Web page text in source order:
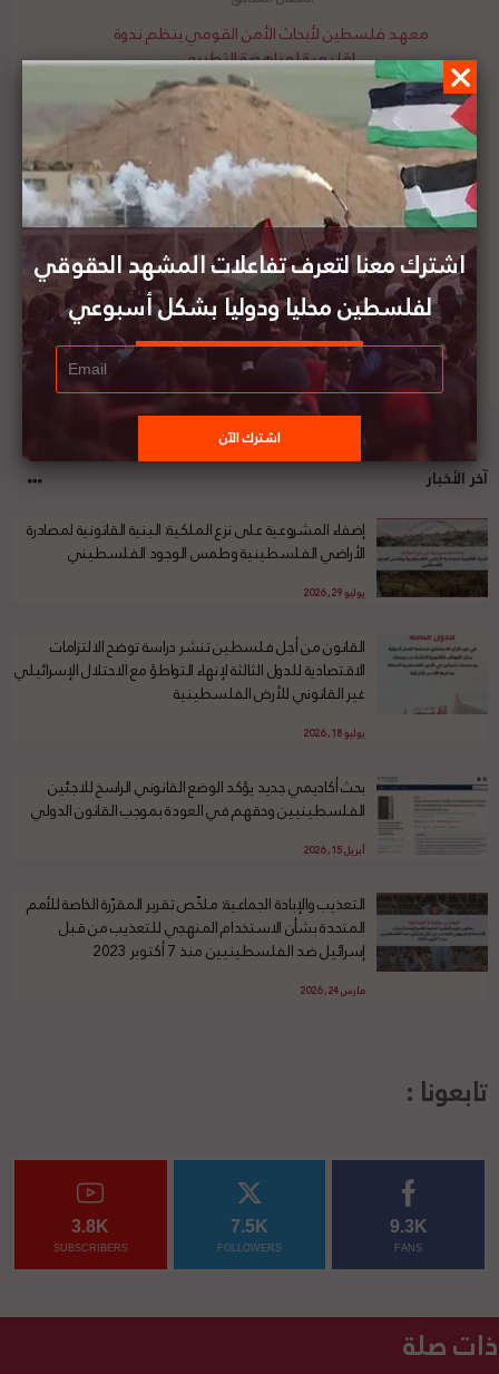
معهد فلسطين لأبحاث الأمن القومي ينظم ندوة
اقليمية لمناهضة التطبيع
لجنة مكافحة التشهير الأسترالية تدين قيام شركات
تجارية ببيع قمصان تحمل شعارات تدعو إلى تدمير
إسرائيل
آخر الأخبار
إضفاء المشروعية على نزع الملكية: البنية القانونية لمصادرة
الأراضي الفلسطينية وطمس الوجود الفلسطيني
يوليو 29, 2026
القانون من أجل فلسطين تنشر دراسة توضح الالتزامات
الاقتصادية للدول الثالثة لإنهاء التواطؤ مع الاحتلال الإسرائيلي
غير القانوني للأرض الفلسطينية
يوليو 18, 2026
بحث أكاديمي جديد يؤكد الوضع القانوني الراسخ للاجئين
الفلسطينيين وحقهم في العودة بموجب القانون الدولي
أبريل 15, 2026
التعذيب والإبادة الجماعية: ملخّص تقرير المقرّرة الخاصة للأمم
المتحدة بشأن الاستخدام المنهجي للتعذيب من قبل
إسرائيل ضد الفلسطينيين منذ 7 أكتوبر 2023
مارس 24, 2026
تابعونا :
9.3K
FANS
7.5K
FOLLOWERS
3.8K
SUBSCRIBERS
ذات صلة
اشترك معنا لتعرف تفاعلات المشهد الحقوقي
لفلسطين محليا ودوليا بشكل أسبوعي